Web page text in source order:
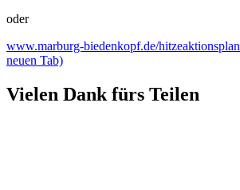
oder
www.marburg-biedenkopf.de/hitzeaktionsplan
neuen Tab)
Vielen Dank fürs Teilen